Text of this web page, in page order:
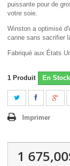
puissante pour de
votre soie.
Winston a optimisé
canne sans sacrifier
Fabriqué aux États
1 Produit En Stock
Imprimer
1